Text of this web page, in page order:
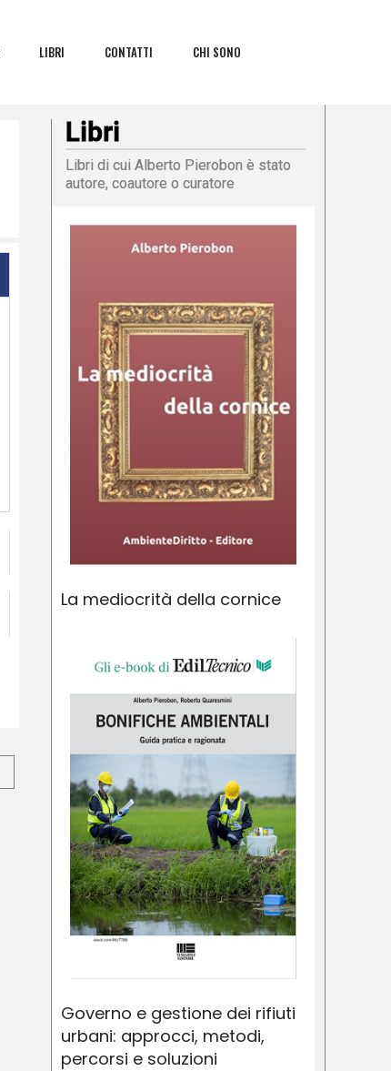
LIBRI CONTATTI CHI SONO
Libri
Libri di cui Alberto Pierobon è stato
autore, coautore o curatore
La mediocrità della cornice
Governo e gestione dei rifiuti
urbani: approcci, metodi,
percorsi e soluzioni